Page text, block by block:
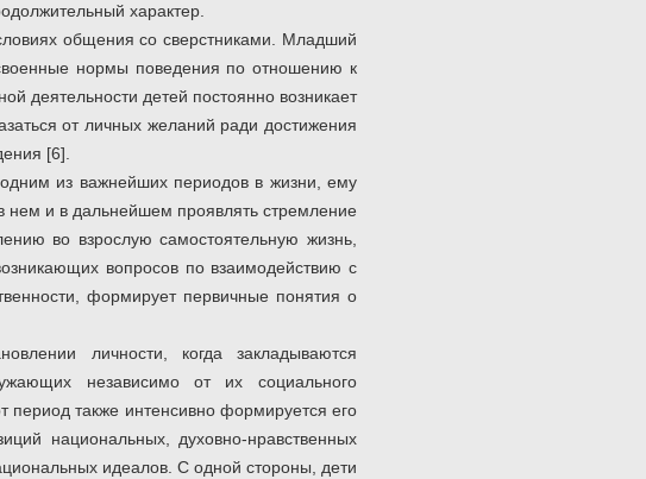
характер.
общения со сверстниками. Младший
нормы поведения по отношению к
деятельности детей постоянно возникает
от личных желаний ради достижения
[6].
из важнейших периодов в жизни, ему
нем и в дальнейшем проявлять стремление
во взрослую самостоятельную жизнь,
вопросов по взаимодействию с
формирует первичные понятия о
личности, когда закладываются
независимо от их социального
период также интенсивно формируется его
национальных, духовно-нравственных
идеалов. С одной стороны, дети